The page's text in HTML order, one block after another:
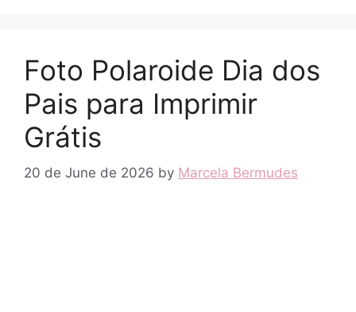
Foto Polaroide Dia dos
Pais para Imprimir
Grátis
20 de June de 2026 by Marcela Bermudes